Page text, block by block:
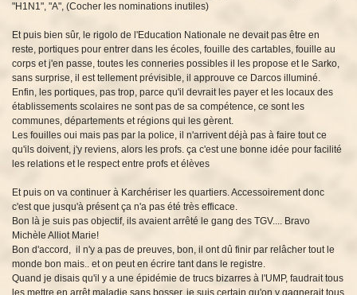
"H1N1", "A", (Cocher les nominations inutiles)
Et puis bien sûr, le rigolo de l'Education Nationale ne devait pas être en
reste, portiques pour entrer dans les écoles, fouille des cartables, fouille au
corps et j'en passe, toutes les conneries possibles il les propose et le Sarko,
sans surprise, il est tellement prévisible, il approuve ce Darcos illuminé.
Enfin, les portiques, pas trop, parce qu'il devrait les payer et les locaux des
établissements scolaires ne sont pas de sa compétence, ce sont les
communes, départements et régions qui les gèrent.
Les fouilles oui mais pas par la police, il n'arrivent déjà pas à faire tout ce
qu'ils doivent, j'y reviens, alors les profs. ça c'est une bonne idée pour facilité
les relations et le respect entre profs et élèves
Et puis on va continuer à Karchériser les quartiers. Accessoirement donc
c'est que jusqu'à présent ça n'a pas été très efficace.
Bon là je suis pas objectif, ils avaient arrêté le gang des TGV.... Bravo
Michèle Alliot Marie!
Bon d'accord, il n'y a pas de preuves, bon, il ont dû finir par relâcher tout le
monde bon mais.. et on peut en écrire tant dans le registre.
Quand je disais qu'il y a une épidémie de trucs bizarres à l'UMP, faudrait tous
les mettre en arrêt maladie sans bosser, je suis certain qu'on y gagnerait tous